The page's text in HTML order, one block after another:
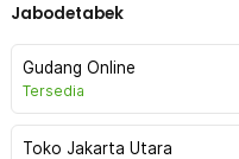
Jabodetabek
Gudang Online
Tersedia
Toko Jakarta Utara